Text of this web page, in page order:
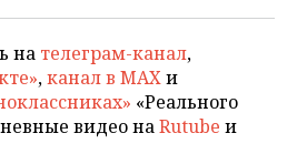
на телеграм-канал,
,канал в MAXи
«Реального
видео наRutube и